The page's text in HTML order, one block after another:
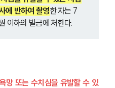
에 반하여 촬영한 자는 7
이하의 벌금에 처한다.
망 또는 수치심을 유발할 수 있